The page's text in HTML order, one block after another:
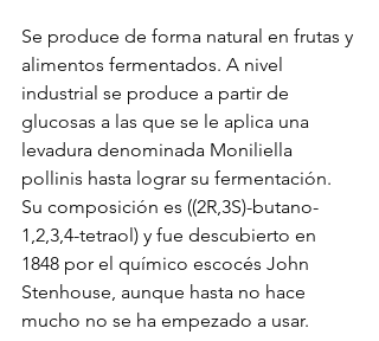
Se produce de forma natural en frutas y
alimentos fermentados. A nivel
industrial se produce a partir de
glucosas a las que se le aplica una
levadura denominada Moniliella
pollinis hasta lograr su fermentación.
Su composición es ((2R,3S)-butano-
1,2,3,4-tetraol) y fue descubierto en
1848 por el químico escocés John
Stenhouse, aunque hasta no hace
mucho no se ha empezado a usar.​